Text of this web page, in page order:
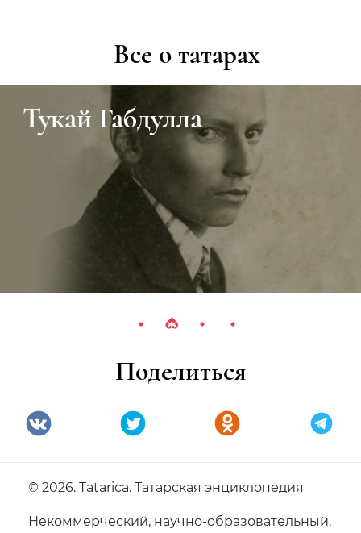
Все о татарах
Тукай Габдулла
Поделиться
© 2026. Tatarica. Татарская энциклопедия
Некоммерческий, научно-образовательный,